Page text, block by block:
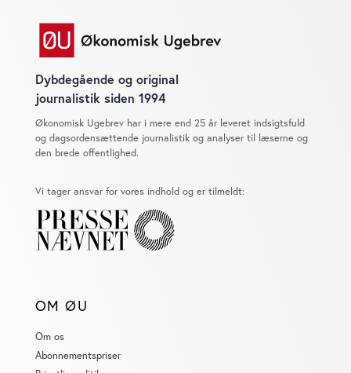
Dybdegående og original
journalistik siden 1994
Økonomisk Ugebrev har i mere end 25 år leveret indsigtsfuld
og dagsordensættende journalistik og analyser til læserne og
den brede offentlighed.
Vi tager ansvar for vores indhold og er tilmeldt:
OM ØU
Om os
Abonnementspriser